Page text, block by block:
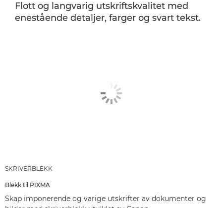
Flott og langvarig utskriftskvalitet med
enestående detaljer, farger og svart tekst.
SKRIVERBLEKK
Blekk til PIXMA
Skap imponerende og varige utskrifter av dokumenter og